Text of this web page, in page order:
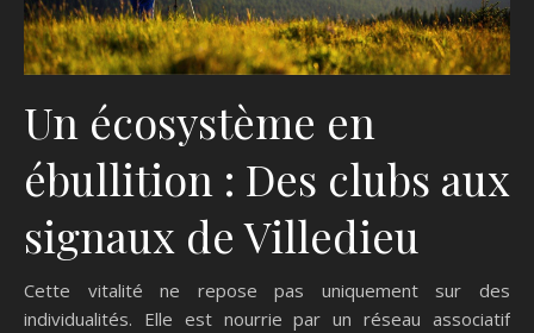
Un écosystème en
ébullition : Des clubs aux
signaux de Villedieu
Cette vitalité ne repose pas uniquement sur des
individualités. Elle est nourrie par un réseau associatif